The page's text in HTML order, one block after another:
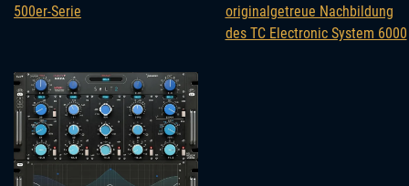
500er-Serie
originalgetreue Nachbildung
des TC Electronic System 6000